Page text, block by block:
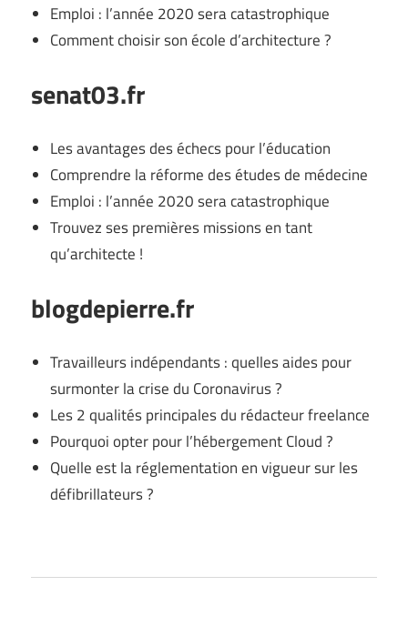
Emploi : l’année 2020 sera catastrophique
Comment choisir son école d’architecture ?
senat03.fr
Les avantages des échecs pour l’éducation
Comprendre la réforme des études de médecine
Emploi : l’année 2020 sera catastrophique
Trouvez ses premières missions en tant
qu’architecte !
blogdepierre.fr
Travailleurs indépendants : quelles aides pour
surmonter la crise du Coronavirus ?
Les 2 qualités principales du rédacteur freelance
Pourquoi opter pour l’hébergement Cloud ?
Quelle est la réglementation en vigueur sur les
défibrillateurs ?